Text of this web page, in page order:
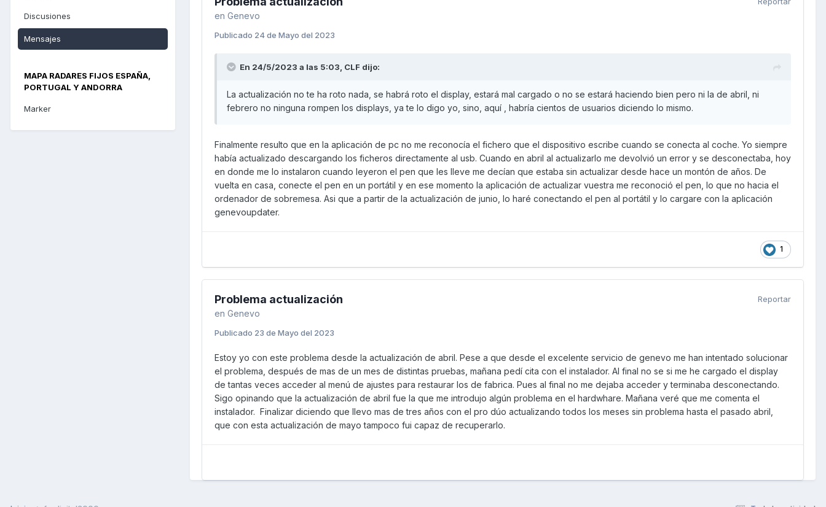
Discusiones
Mensajes
MAPA RADARES FIJOS ESPAÑA,
PORTUGAL Y ANDORRA
Marker
en Genevo
Publicado 24 de Mayo del 2023
En 24/5/2023 a las 5:03, CLF dijo:
La actualización no te ha roto nada, se habrá roto el display, estará mal cargado o no se estará haciendo bien pero ni la de abril, ni
febrero no ninguna rompen los displays, ya te lo digo yo, sino, aquí , habría cientos de usuarios diciendo lo mismo.
Finalmente resulto que en la aplicación de pc no me reconocía el fichero que el dispositivo escribe cuando se conecta al coche. Yo siempre
había actualizado descargando los ficheros directamente al usb. Cuando en abril al actualizarlo me devolvió un error y se desconectaba, hoy
en donde me lo instalaron cuando leyeron el pen que les lleve me decían que estaba sin actualizar desde hace un montón de años. De
vuelta en casa, conecte el pen en un portátil y en ese momento la aplicación de actualizar vuestra me reconoció el pen, lo que no hacia el
ordenador de sobremesa. Asi que a partir de la actualización de junio, lo haré conectando el pen al portátil y lo cargare con la aplicación
genevoupdater.
1
Reportar
Problema actualización
en Genevo
Publicado 23 de Mayo del 2023
Estoy yo con este problema desde la actualización de abril. Pese a que desde el excelente servicio de genevo me han intentado solucionar
el problema, después de mas de un mes de distintas pruebas, mañana pedí cita con el instalador. Al final no se si me he cargado el display
de tantas veces acceder al menú de ajustes para restaurar los de fabrica. Pues al final no me dejaba acceder y terminaba desconectando.
Sigo opinando que la actualización de abril fue la que me introdujo algún problema en el hardwhare. Mañana veré que me comenta el
instalador. Finalizar diciendo que llevo mas de tres años con el pro dúo actualizando todos los meses sin problema hasta el pasado abril,
que con esta actualización de mayo tampoco fui capaz de recuperarlo.